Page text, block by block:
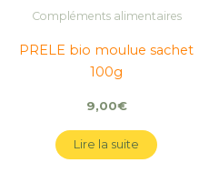
Compléments alimentaires
PRELE bio moulue sachet
100g
9,00€
Lire la suite